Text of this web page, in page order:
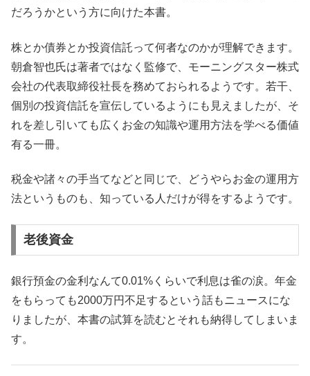
だろうかという方に向けた本書。
株とか債券とか投資信託って何者なのかが理解できます。
朝倉智也氏は著者ではなく監修で、モーニングスター株式
会社の代表取締役社長を務めておられるようです。若干、
個別の投資信託を宣伝しているようにも見えましたが、そ
れを差し引いても広くお金の知識や運用方法を学べる価値
有る一冊。
税金や諸々の手当てなどと同じで、どうやらお金の運用方
法というものも、知っている人だけが得をするようです。
老後資金
銀行預金の金利なんて0.01%くらいで利息は雀の涙。年金
をもらっても2000万円不足するという話もニュースにな
りましたが、本書の試算を読むとそれも納得してしまいま
す。